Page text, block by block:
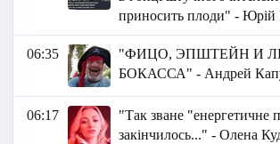
приносить плоди" - Юрій
06:35
"ФИЦО, ЭПШТЕЙН И
БОКАССА" - Андрей
06:17
"Так зване "енергетичне
закінчилось..." - Олена